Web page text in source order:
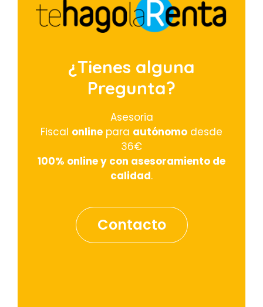
¿Tienes alguna
Pregunta?
Asesoria
Fiscal online para autónomo desde
36€
100% online y con asesoramiento de
calidad.
Contacto